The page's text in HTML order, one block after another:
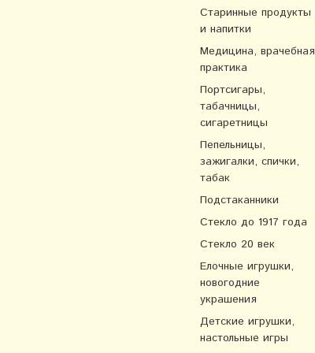
Старинные продукты
и напитки
Медицина, врачебная
практика
Портсигары,
табачницы,
сигаретницы
Пепельницы,
зажигалки, спички,
табак
Подстаканники
Стекло до 1917 года
Стекло 20 век
Елочные игрушки,
новогодние
украшения
Детские игрушки,
настольные игры